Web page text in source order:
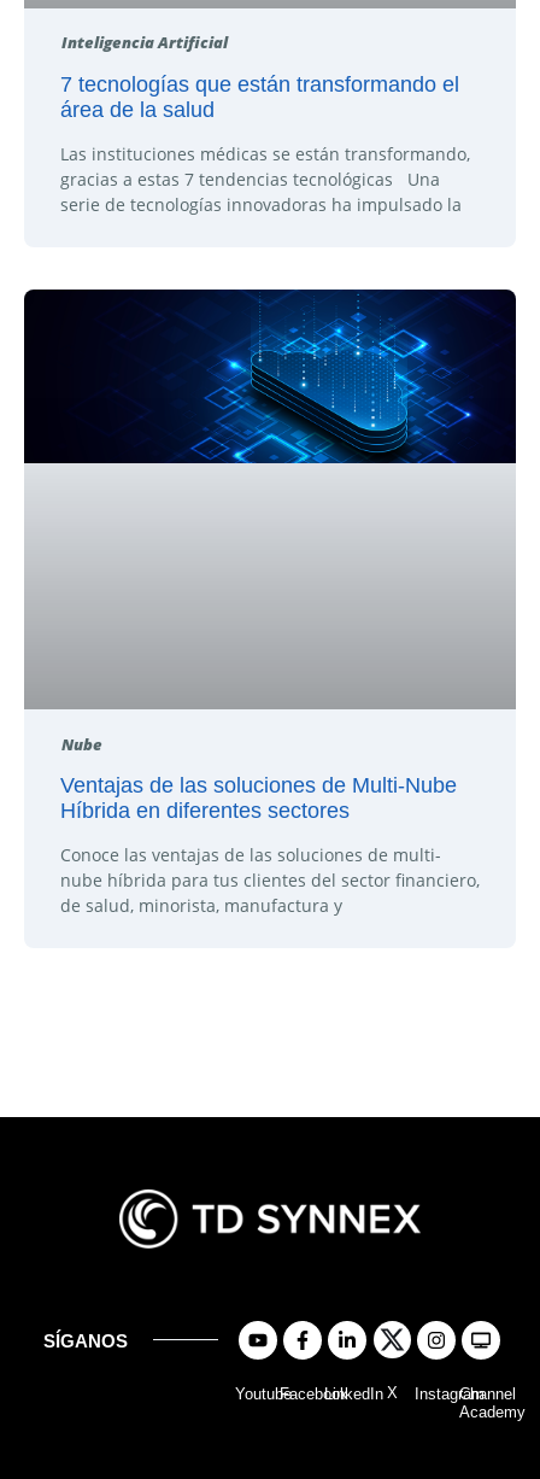
Inteligencia Artificial
7 tecnologías que están transformando el
área de la salud
Las instituciones médicas se están transformando,
gracias a estas 7 tendencias tecnológicas Una
serie de tecnologías innovadoras ha impulsado la
Nube
Ventajas de las soluciones de Multi-Nube
Híbrida en diferentes sectores
Conoce las ventajas de las soluciones de multi-
nube híbrida para tus clientes del sector financiero,
de salud, minorista, manufactura y
SÍGANOS
YoutubeFacebookLinkedIn X InstagramChannel
Academy